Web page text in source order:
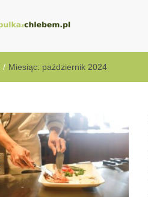
/ Miesiąc: październik 2024